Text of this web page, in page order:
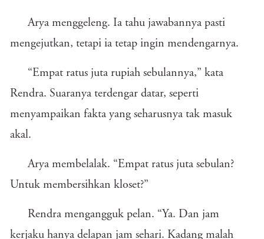
Arya menggeleng. Ia tahu jawabannya pasti
mengejutkan, tetapi ia tetap ingin mendengarnya.
“Empat ratus juta rupiah sebulannya,” kata
Rendra. Suaranya terdengar datar, seperti
menyampaikan fakta yang seharusnya tak masuk
akal.
Arya membelalak. “Empat ratus juta sebulan?
Untuk membersihkan kloset?”
Rendra mengangguk pelan. “Ya. Dan jam
kerjaku hanya delapan jam sehari. Kadang malah